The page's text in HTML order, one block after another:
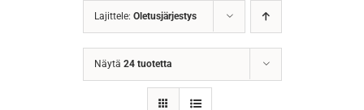
Lajittele: Oletusjärjestys
Näytä 24 tuotetta